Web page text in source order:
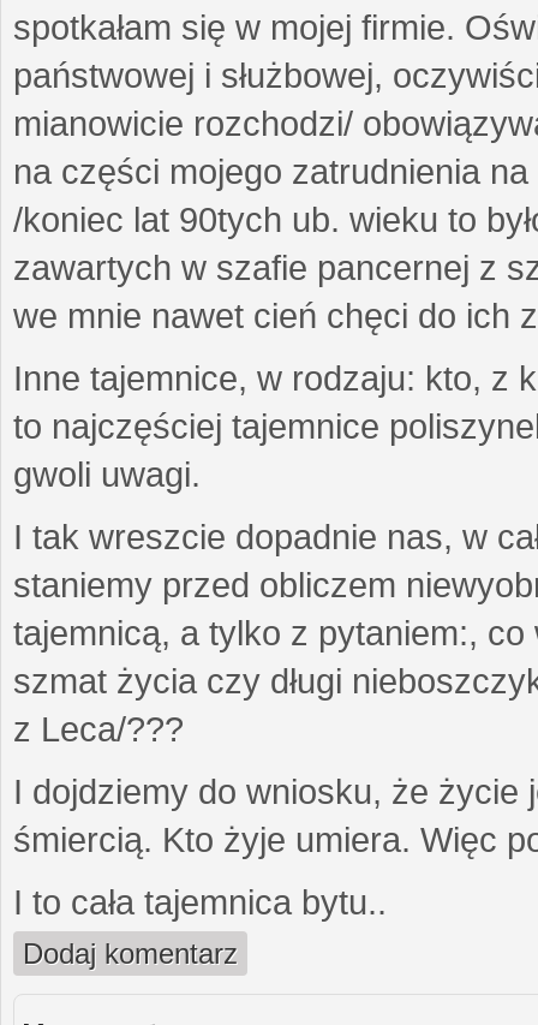
spotkałam się w mojej firmie.
państwowej i służbowej,
mianowicie rozchodzi/
na części mojego zatrudnienia
/koniec lat 90tych ub. wieku to
zawartych w szafie pancernej z
we mnie nawet cień chęci do ich
Inne tajemnice, w rodzaju: kto, z
to najczęściej tajemnice
gwoli uwagi.
I tak wreszcie dopadnie nas, w
staniemy przed obliczem
tajemnicą, a tylko z pytaniem:,
szmat życia czy długi
z Leca/???
I dojdziemy do wniosku, że
śmiercią. Kto żyje umiera. Więc
I to cała tajemnica bytu..
Dodaj komentarz